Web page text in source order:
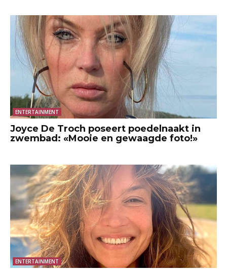
ENTERTAINMENT
Joyce De Troch poseert poedelnaakt in
zwembad: «Mooie en gewaagde foto!»
ENTERTAINMENT